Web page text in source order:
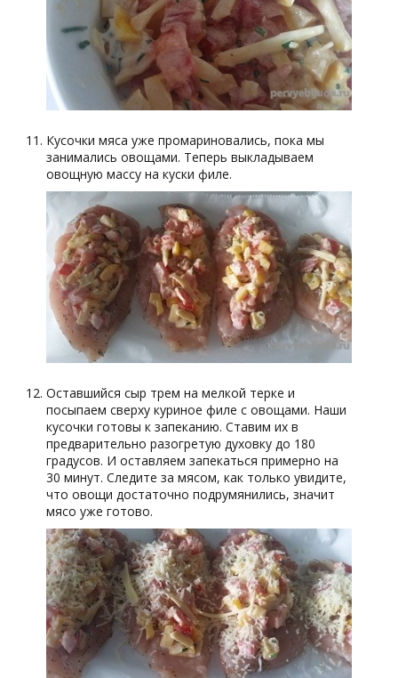
Кусочки мяса уже промариновались, пока мы
занимались овощами. Теперь выкладываем
овощную массу на куски филе.
Оставшийся сыр трем на мелкой терке и
посыпаем сверху куриное филе с овощами. Наши
кусочки готовы к запеканию. Ставим их в
предварительно разогретую духовку до 180
градусов. И оставляем запекаться примерно на
30 минут. Следите за мясом, как только увидите,
что овощи достаточно подрумянились, значит
мясо уже готово.